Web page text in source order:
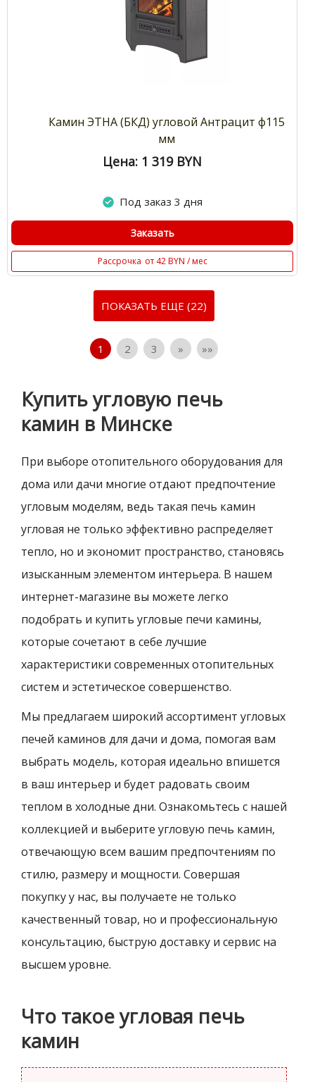
Камин ЭТНА (БКД) угловой Антрацит ф115
мм
Цена: 1 319 BYN
Под заказ 3 дня
Заказать
Рассрочка от 42 BYN / мес
ПОКАЗАТЬ ЕЩЕ (22)
1 2 3 » »»
Купить угловую печь
камин в Минске
При выборе отопительного оборудования для
дома или дачи многие отдают предпочтение
угловым моделям, ведь такая печь камин
угловая не только эффективно распределяет
тепло, но и экономит пространство, становясь
изысканным элементом интерьера. В нашем
интернет-магазине вы можете легко
подобрать и купить угловые печи камины,
которые сочетают в себе лучшие
характеристики современных отопительных
систем и эстетическое совершенство.
Мы предлагаем широкий ассортимент угловых
печей каминов для дачи и дома, помогая вам
выбрать модель, которая идеально впишется
в ваш интерьер и будет радовать своим
теплом в холодные дни. Ознакомьтесь с нашей
коллекцией и выберите угловую печь камин,
отвечающую всем вашим предпочтениям по
стилю, размеру и мощности. Совершая
покупку у нас, вы получаете не только
качественный товар, но и профессиональную
консультацию, быструю доставку и сервис на
высшем уровне.
Что такое угловая печь
камин